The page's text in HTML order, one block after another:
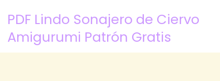
PDF Lindo Sonajero de Ciervo
Amigurumi Patrón Gratis